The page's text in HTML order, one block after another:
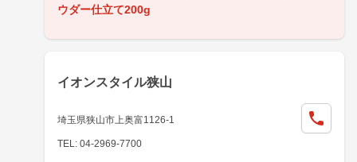
ウダー仕立て200g
イオンスタイル狭山
埼玉県狭山市上奥富1126-1
TEL: 04-2969-7700